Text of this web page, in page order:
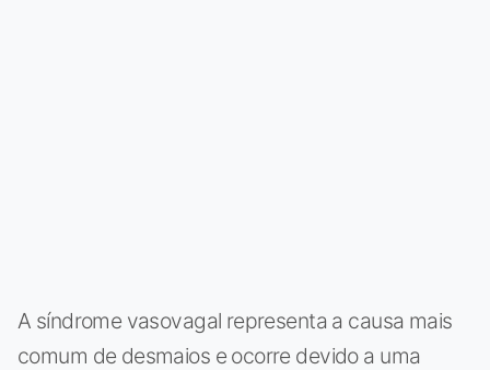
A síndrome vasovagal representa a causa mais
comum de desmaios e ocorre devido a uma